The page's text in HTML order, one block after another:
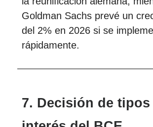
Goldman Sachs prevé un
del 2% en 2026 si se
rápidamente.
7. Decisión de tipos